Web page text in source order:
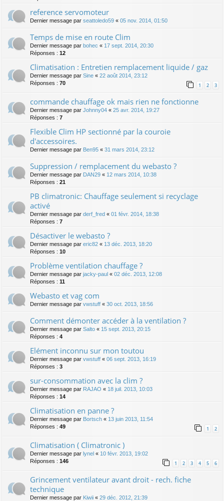
reference servomoteur
Dernier message par seattoledo59 « 05 nov. 2014, 01:50
Temps de mise en route Clim
Dernier message par bohec « 17 sept. 2014, 20:30
Réponses : 12
Climatisation : Entretien remplacement liquide / gaz
Dernier message par Sine « 22 août 2014, 23:12
Réponses : 70 1 2 3
commande chauffage ok mais rien ne fonctionne
Dernier message par Johnny04 « 25 avr. 2014, 19:27
Réponses : 7
Flexible Clim HP sectionné par la couroie
d'accessoires.
Dernier message par Ben95 « 31 mars 2014, 23:12
Suppression / remplacement du webasto ?
Dernier message par DAN29 « 12 mars 2014, 10:38
Réponses : 21
PB climatronic: Chauffage seulement si recyclage
activé
Dernier message par derf_fred « 01 févr. 2014, 18:38
Réponses : 7
Désactiver le webasto ?
Dernier message par eric82 « 13 déc. 2013, 18:20
Réponses : 10
Problème ventilation chauffage ?
Dernier message par jacky-paul « 02 déc. 2013, 12:08
Réponses : 11
Webasto et vag com
Dernier message par vwstuff « 30 oct. 2013, 18:56
Comment démonter accéder à la ventilation ?
Dernier message par Salto « 15 sept. 2013, 20:15
Réponses : 4
Elément inconnu sur mon toutou
Dernier message par vwstuff « 06 sept. 2013, 16:19
Réponses : 3
sur-consommation avec la clim ?
Dernier message par RAJAO « 18 juil. 2013, 10:03
Réponses : 14
Climatisation en panne ?
Dernier message par Bortsch « 13 juin 2013, 11:54
Réponses : 49 1 2
Climatisation ( Climatronic )
Dernier message par lynel « 10 févr. 2013, 19:02
Réponses : 146 1 2 3 4 5 6
Grincement ventilateur avant droit - rech. fiche
technique
Dernier message par Kiwii « 29 déc. 2012, 21:39